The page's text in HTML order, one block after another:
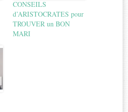
CONSEILS
d’ARISTOCRATES pour
TROUVER un BON
MARI